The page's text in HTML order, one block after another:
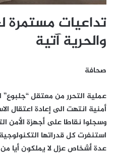
تداعيات مستمرة
والحرية آتية
صحافة
عملية التحرر من معتقل
أمنية انتهت الى إعادة اعتقال
وسجلوا نقاطا على أجهزة الأمن
استنفرت كل قدراتها
عدة أشخاص عزل لا يملكون أيا